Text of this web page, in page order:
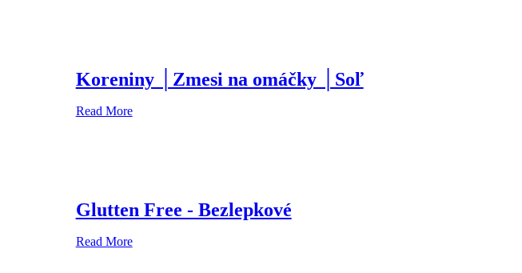
Koreniny │Zmesi na omáčky │Soľ
Read More
Glutten Free - Bezlepkové
Read More